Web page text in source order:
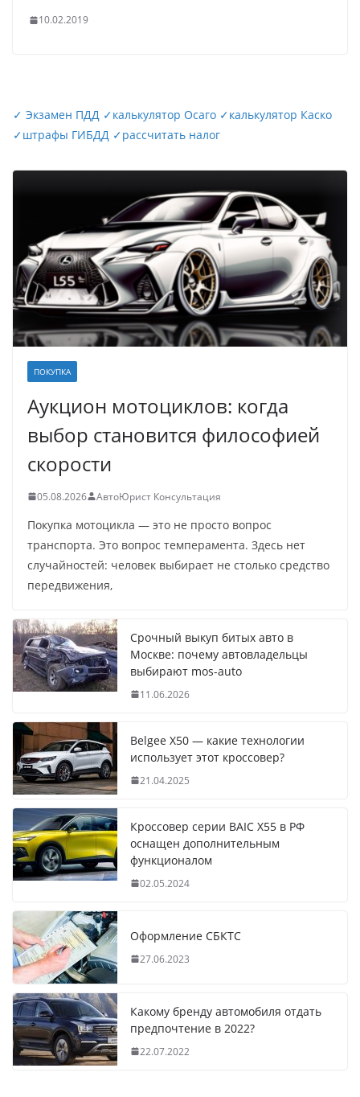
10.02.2019
✓ Экзамен ПДД ✓калькулятор Осаго ✓калькулятор Каско
✓штрафы ГИБДД ✓рассчитать налог
ПОКУПКА
Аукцион мотоциклов: когда
выбор становится философией
скорости
05.08.2026 АвтоЮрист Консультация
Покупка мотоцикла — это не просто вопрос
транспорта. Это вопрос темперамента. Здесь нет
случайностей: человек выбирает не столько средство
передвижения,
Срочный выкуп битых авто в
Москве: почему автовладельцы
выбирают mos-auto
11.06.2026
Belgee X50 — какие технологии
использует этот кроссовер?
21.04.2025
Кроссовер серии BAIC X55 в РФ
оснащен дополнительным
функционалом
02.05.2024
Оформление СБКТС
27.06.2023
Какому бренду автомобиля отдать
предпочтение в 2022?
22.07.2022